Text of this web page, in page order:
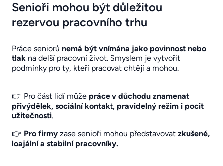
Senioři mohou být důležitou
rezervou pracovního trhu
Práce seniorů nemá být vnímána jako povinnost nebo
tlak na delší pracovní život. Smyslem je vytvořit
podmínky pro ty, kteří pracovat chtějí a mohou.
👉 Pro část lidí může práce v důchodu znamenat
přivýdělek, sociální kontakt, pravidelný režim i pocit
užitečnosti.
👉 Pro firmy zase senioři mohou představovat zkušené,
loajální a stabilní pracovníky.